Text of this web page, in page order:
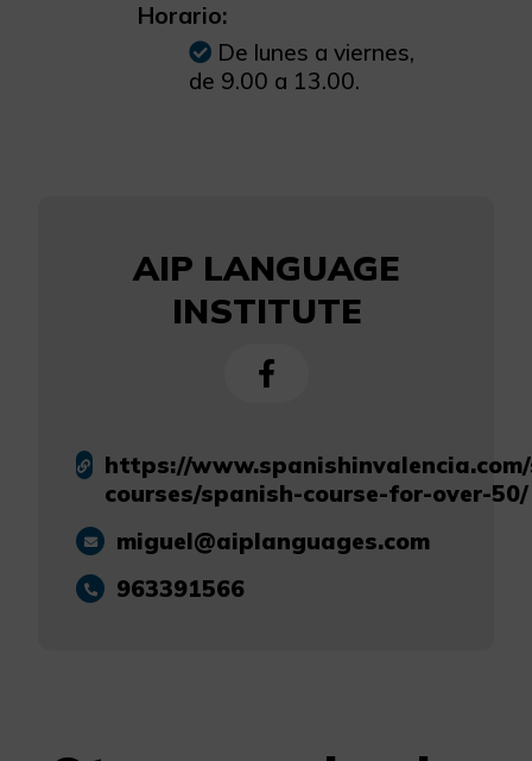
Horario:
De lunes a viernes,
de 9.00 a 13.00.
AIP LANGUAGE
INSTITUTE
https://
courses/spanish-course-for-over-50/
miguel@aiplanguages.com
963391566